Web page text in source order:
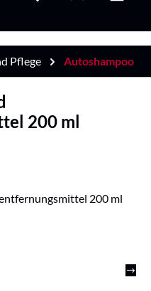
Pflege Autoshampoo
200 ml